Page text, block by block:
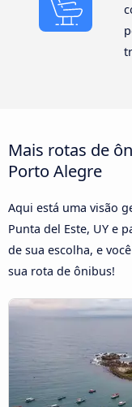
Mais rotas de
Porto Alegre
Aqui está uma visão
Punta del Este, UY e
de sua escolha, e
sua rota de ônibus!